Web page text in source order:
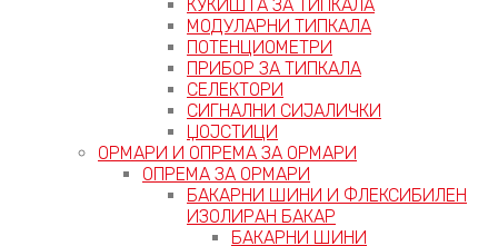
КУЌИШТА ЗА ТИПКАЛА
МОДУЛАРНИ ТИПКАЛА
ПОТЕНЦИОМЕТРИ
ПРИБОР ЗА ТИПКАЛА
СЕЛЕКТОРИ
СИГНАЛНИ СИЈАЛИЧКИ
ЏОЈСТИЦИ
ОРМАРИ И ОПРЕМА ЗА ОРМАРИ
ОПРЕМА ЗА ОРМАРИ
БАКАРНИ ШИНИ И ФЛЕКСИБИЛЕН
ИЗОЛИРАН БАКАР
БАКАРНИ ШИНИ